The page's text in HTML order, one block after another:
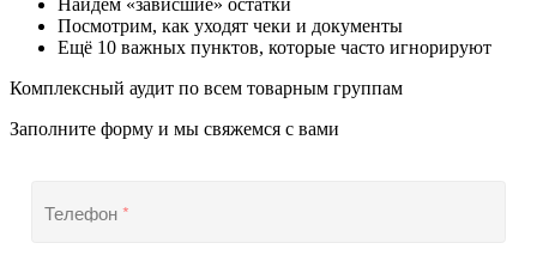
Найдем «зависшие» остатки
Посмотрим, как уходят чеки и документы
Ещё 10 важных пунктов, которые часто игнорируют
Комплексный аудит по всем товарным группам
Заполните форму и мы свяжемся с вами
Телефон*